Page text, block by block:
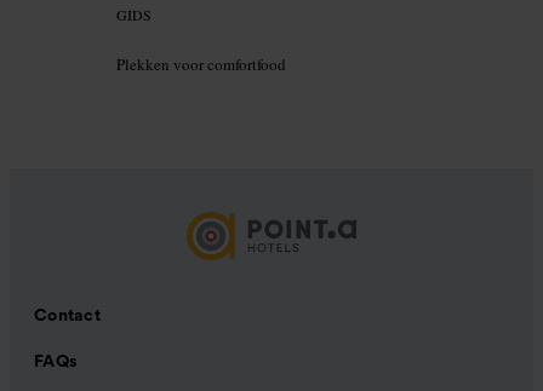
GIDS
Plekken voor comfortfood
Contact
FAQs